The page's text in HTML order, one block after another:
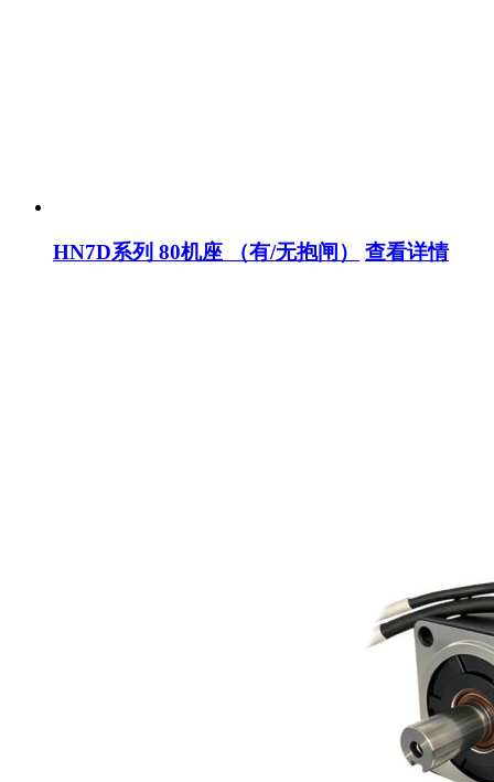
HN7D系列 80机座 （有/无抱闸） 查看详情